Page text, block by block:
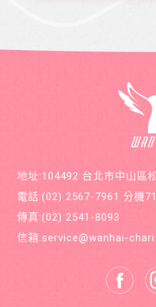
地址:104492 台北市中山區
電話:(02) 2567-7961 分機
傳真:(02) 2541-8093
信箱:service@wanhai-